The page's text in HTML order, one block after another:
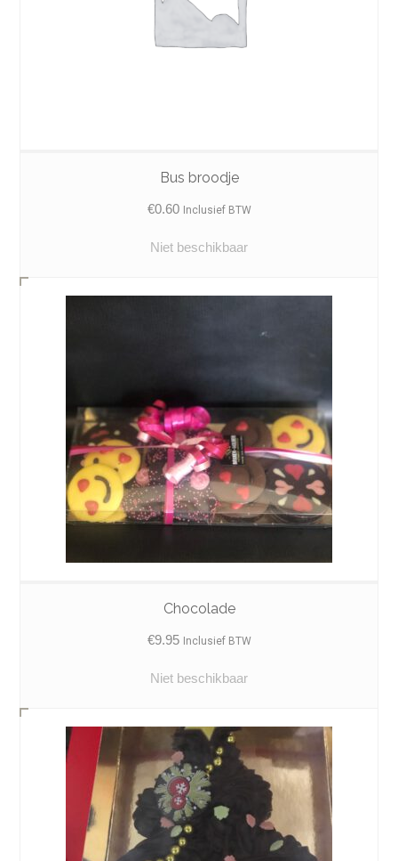
Bus broodje
€0.60 Inclusief BTW
Niet beschikbaar
Chocolade
€9.95 Inclusief BTW
Niet beschikbaar